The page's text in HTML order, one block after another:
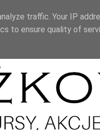
traffic. Your IP
to ensure quality of